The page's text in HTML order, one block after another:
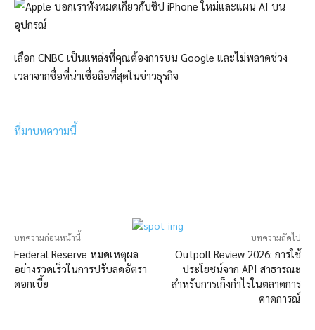
เลือก CNBC เป็นแหล่งที่คุณต้องการบน Google และไม่พลาดช่วง
เวลาจากชื่อที่น่าเชื่อถือที่สุดในข่าวธุรกิจ
ที่มาบทความนี้
บทความก่อนหน้านี้
Federal Reserve หมดเหตุผล
อย่างรวดเร็วในการปรับลดอัตรา
ดอกเบี้ย
บทความถัดไป
Outpoll Review 2026: การใช้
ประโยชน์จาก API สาธารณะ
สำหรับการเก็งกำไรในตลาดการ
คาดการณ์